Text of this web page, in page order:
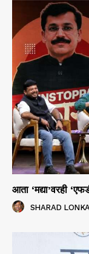
आता ‘मद्या’वरही
SHARAD